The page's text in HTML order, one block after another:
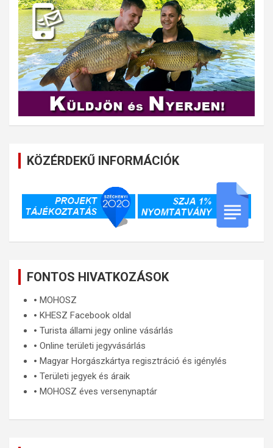
KÖZÉRDEKŰ INFORMÁCIÓK
FONTOS HIVATKOZÁSOK
🞄 MOHOSZ
🞄 KHESZ Facebook oldal
🞄 Turista állami jegy online vásárlás
🞄 Online területi jegyvásárlás
🞄 Magyar Horgászkártya regisztráció és igénylés
🞄 Területi jegyek és áraik
🞄 MOHOSZ éves versenynaptár